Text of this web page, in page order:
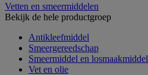
Vetten en smeermiddelen
Bekijk de hele productgroep
Antikleefmiddel
Smeergereedschap
Smeermiddel en losmaakmiddel
Vet en olie